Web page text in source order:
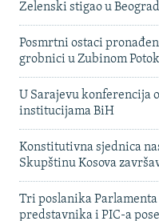
Zelenski stigao u
Posmrtni ostaci
grobnici u Zubinom
U Sarajevu konferencija
institucijama BiH
Konstitutivna sjednica
Skupštinu Kosova
Tri poslanika
predstavnika i PIC-a